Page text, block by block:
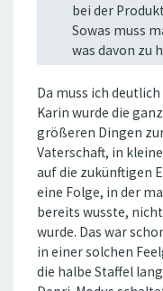
bei der
Sowas muss
was davon zu
Da muss ich
Karin wurde die
größeren Dingen
Vaterschaft, in
auf die zukünftigen
eine Folge, in der
bereits wusste,
wurde. Das war
in einer solchen
die halbe Staffel